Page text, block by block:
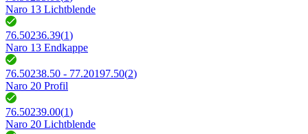
Naro 13 Lichtblende
76.50236.39(1)
Naro 13 Endkappe
76.50238.50 - 77.20197.50(2)
Naro 20 Profil
76.50239.00(1)
Naro 20 Lichtblende